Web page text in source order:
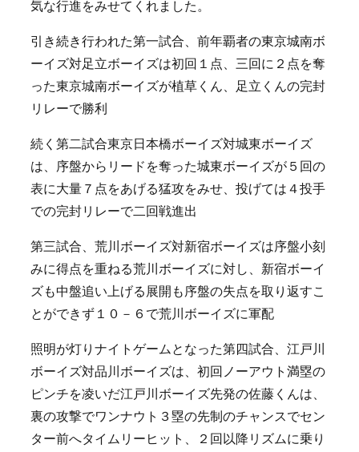
気な行進をみせてくれました。
引き続き行われた第一試合、前年覇者の東京城南ボ
ーイズ対足立ボーイズは初回１点、三回に２点を奪
った東京城南ボーイズが植草くん、足立くんの完封
リレーで勝利
続く第二試合東京日本橋ボーイズ対城東ボーイズ
は、序盤からリードを奪った城東ボーイズが５回の
表に大量７点をあげる猛攻をみせ、投げては４投手
での完封リレーで二回戦進出
第三試合、荒川ボーイズ対新宿ボーイズは序盤小刻
みに得点を重ねる荒川ボーイズに対し、新宿ボーイ
ズも中盤追い上げる展開も序盤の失点を取り返すこ
とができず１０－６で荒川ボーイズに軍配
照明が灯りナイトゲームとなった第四試合、江戸川
ボーイズ対品川ボーイズは、初回ノーアウト満塁の
ピンチを凌いだ江戸川ボーイズ先発の佐藤くんは、
裏の攻撃でワンナウト３塁の先制のチャンスでセン
ター前へタイムリーヒット、２回以降リズムに乗り